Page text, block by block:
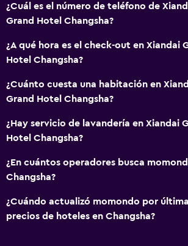
¿Cuál es el número de teléfono de
Grand Hotel Changsha?
¿A qué hora es el check-out en Xiandai
Hotel Changsha?
¿Cuánto cuesta una habitación en
Grand Hotel Changsha?
¿Hay servicio de lavandería en Xiandai
Hotel Changsha?
¿En cuántos operadores busca
Changsha?
¿Cuándo actualizó momondo por
precios de hoteles en Changsha?